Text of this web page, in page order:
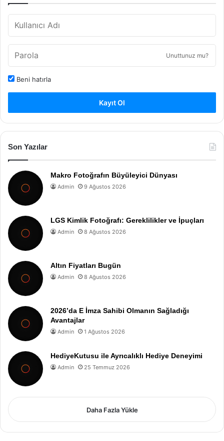
Unuttunuz mu?
Beni hatırla
Kayıt Ol
Son Yazılar
Makro Fotoğrafın Büyüleyici Dünyası
Admin 9 Ağustos 2026
LGS Kimlik Fotoğrafı: Gereklilikler ve İpuçları
Admin 8 Ağustos 2026
Altın Fiyatları Bugün
Admin 8 Ağustos 2026
2026’da E İmza Sahibi Olmanın Sağladığı
Avantajlar
Admin 1 Ağustos 2026
HediyeKutusu ile Ayrıcalıklı Hediye Deneyimi
Admin 25 Temmuz 2026
Daha Fazla Yükle